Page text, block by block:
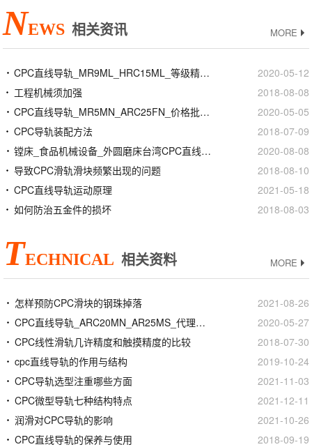
NEWS 相关资讯 MORE
CPC直线导轨_MR9ML_HRC15ML_等级精度安装
2020-05-12
工程机械须加强
2018-08-08
CPC直线导轨_MR5MN_ARC25FN_价格批发生产厂家
2020-05-05
CPC导轨装配方法
2018-07-09
镗床_食品机械设备_外圆磨床台湾CPC直线导轨滑块
2020-08-08
导致CPC滑轨滑块频繁出现的问题
2018-08-10
CPC直线导轨运动原理
2021-05-18
如何防治五金件的损坏
2018-08-03
TECHNICAL 相关资料 MORE
怎样预防CPC滑块的钢珠掉落
2021-08-26
CPC直线导轨_ARC20MN_AR25MS_代理商正品官网
2020-05-27
CPC线性滑轨几许精度和触摸精度的比较
2018-07-30
cpc直线导轨的作用与结构
2019-10-24
CPC导轨选型注重哪些方面
2021-11-03
CPC微型导轨七种结构特点
2021-12-11
润滑对CPC导轨的影响
2021-10-26
CPC直线导轨的保养与使用
2018-09-19